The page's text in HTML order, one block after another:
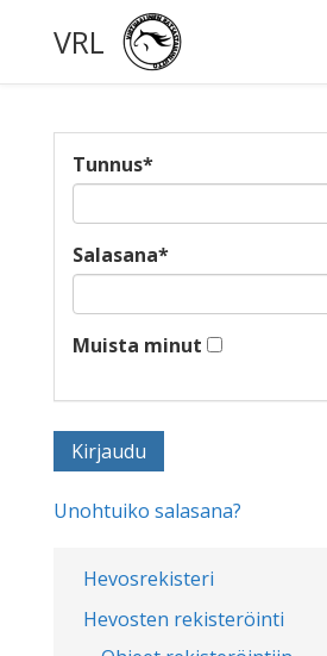
VRL
Hevosrekisteri
Hevosten rekisteröinti
Tunnus*
Salasana*
Muista minut
Unohtuiko salasana?